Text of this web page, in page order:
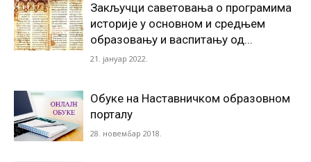
Закључци саветовања о програмима
историје у основном и средњем
образовању и васпитању од...
21. јануар 2022.
Обуке на Наставничком образовном
порталу
28. новембар 2018.